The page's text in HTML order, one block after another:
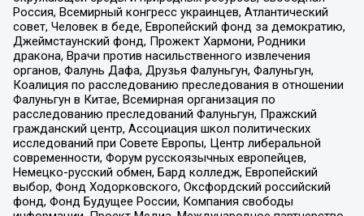
Россия, Всемирный конгресс украинцев, Атлантический
совет, Человек в беде, Европейский фонд за демократию,
Джеймстаунский фонд, Прожект Хармони, Родники
дракона, Врачи против насильственного извлечения
органов, Фалунь Дафа, Друзья Фалуньгун, Фалуньгун,
Коалиция по расследованию преследования в отношении
Фалуньгун в Китае, Всемирная организация по
расследованию преследований Фалуньгун, Пражский
гражданский центр, Ассоциация школ политических
исследований при Совете Европы, Центр либеральной
современности, Форум русскоязычных европейцев,
Немецко-русский обмен, Бард колледж, Европейский
выбор, Фонд Ходорковского, Оксфордский российский
фонд, Фонд Будущее России, Компания свободы